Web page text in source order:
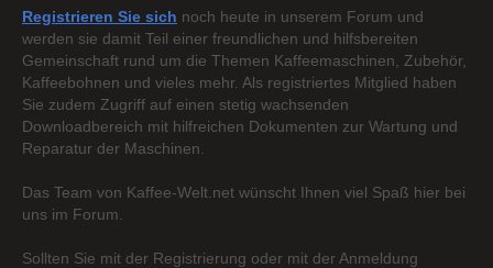
Registrieren Sie sich noch heute in unserem Forum und
werden sie damit Teil einer freundlichen und hilfsbereiten
Gemeinschaft rund um die Themen Kaffeemaschinen, Zubehör,
Kaffeebohnen und vieles mehr. Als registriertes Mitglied haben
Sie zudem Zugriff auf einen stetig wachsenden
Downloadbereich mit hilfreichen Dokumenten zur Wartung und
Reparatur der Maschinen.
Das Team von Kaffee-Welt.net wünscht Ihnen viel Spaß hier bei
uns im Forum.
Sollten Sie mit der Registrierung oder mit der Anmeldung